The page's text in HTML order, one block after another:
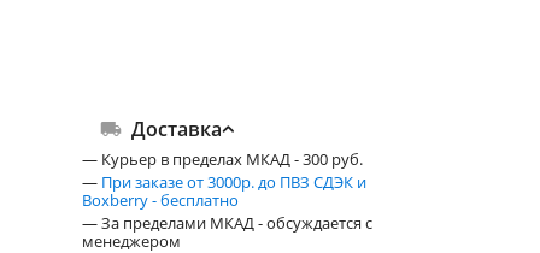
Доставка
— Курьер в пределах МКАД - 300 руб.
— При заказе от 3000р. до ПВЗ СДЭК и
Boxberry - бесплатно
— За пределами МКАД - обсуждается с
менеджером